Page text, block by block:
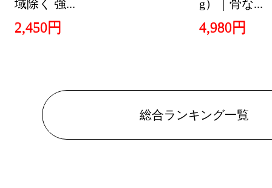
域除く 強...
2,450円
g）｜骨な...
4,980円
総合ランキング一覧